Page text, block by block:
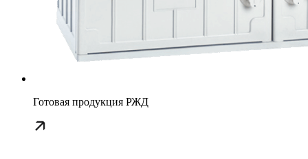
Готовая продукция РЖД